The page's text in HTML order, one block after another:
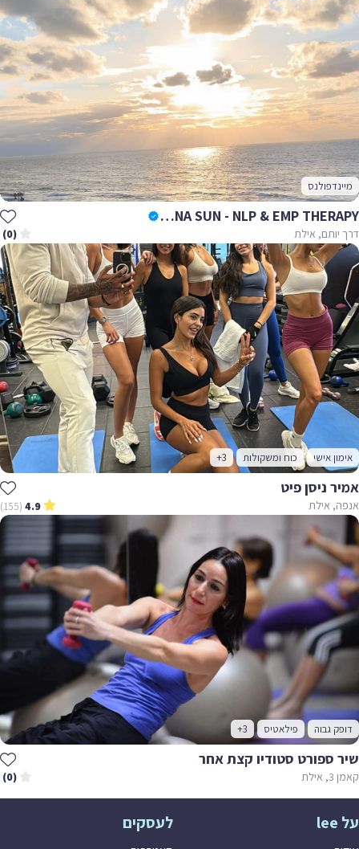
מיינדפולנס
IRENA SUN - NLP & EMP THERAPY
דרך יותם, אילת (0)
אימון אישי כוח ומשקולות +3
אמיר ניסן פיט
אנפה, אילת 4.9
(155)
דופק גבוה פילאטיס +3
שיר ספורט סטודיו קצת אחר
קאמן 3, אילת (0)
על lee לעסקים